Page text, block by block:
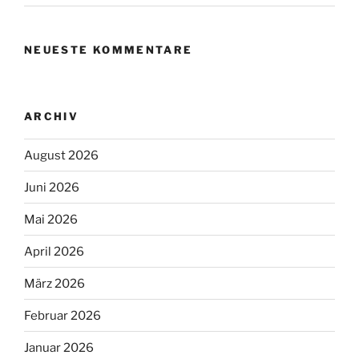
NEUESTE KOMMENTARE
ARCHIV
August 2026
Juni 2026
Mai 2026
April 2026
März 2026
Februar 2026
Januar 2026